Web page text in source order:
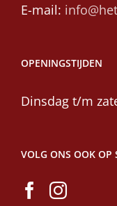
E-mail:
OPENINGSTIJDEN
Dinsdag t/m
VOLG ONS OOK OP